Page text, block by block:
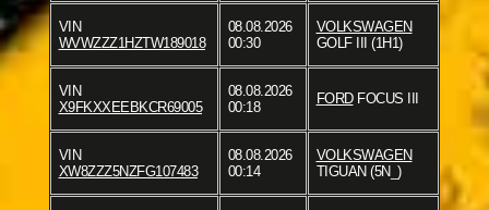
VIN
WVWZZZ1HZTW189018
08.08.2026
00:30
VOLKSWAGEN
GOLF III (1H1)
VIN
X9FKXXEEBKCR69005
08.08.2026
00:18
FORDFOCUS III
VIN
XW8ZZZ5NZFG107483
08.08.2026
00:14
VOLKSWAGEN
TIGUAN (5N_)